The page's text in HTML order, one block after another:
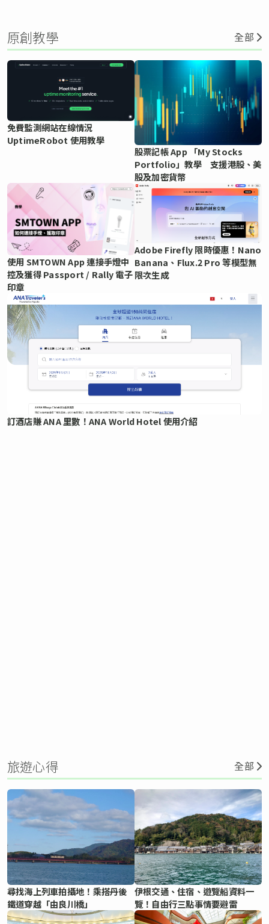
原創教學 全部
免費監測網站在線情況
UptimeRobot 使用教學
股票記帳 App 「My Stocks
Portfolio」教學 支援港股、美
股及加密貨幣
使用 SMTOWN App 連接手燈中
控及獲得 Passport / Rally 電子
印章
Adobe Firefly 限時優惠！Nano
Banana、Flux.2 Pro 等模型無
限次生成
訂酒店賺 ANA 里數！ANA World Hotel 使用介紹
旅遊心得 全部
尋找海上列車拍攝地！乘搭丹後
鐵道穿越「由良川橋」
伊根交通、住宿、遊覽船資料一
覽！自由行三點事情要避雷